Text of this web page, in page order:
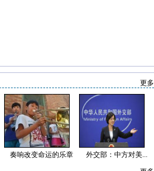
更多
奏响改变命运的乐章 外交部：中方对美...